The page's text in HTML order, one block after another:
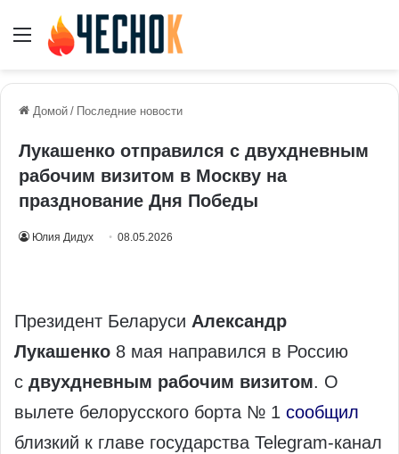
Меню
Домой / Последние новости
Лукашенко отправился с двухдневным
рабочим визитом в Москву на
празднование Дня Победы
Юлия Дидух 08.05.2026
Президент Беларуси Александр
Лукашенко 8 мая направился в Россию
с двухдневным рабочим визитом. О
вылете белорусского борта № 1 сообщил
близкий к главе государства Telegram‑канал